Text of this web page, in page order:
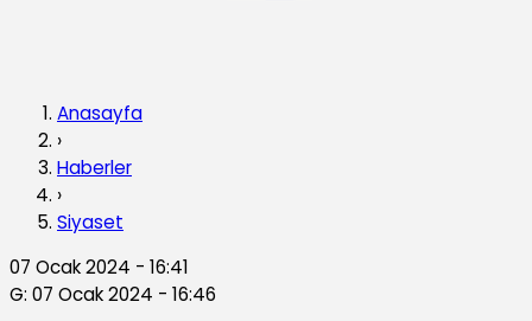
Anasayfa
›
Haberler
›
Siyaset
07 Ocak 2024 - 16:41
G: 07 Ocak 2024 - 16:46